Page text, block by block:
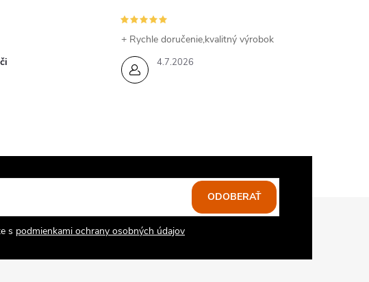
4.7.2026
+ Rychle doručenie,kvalitný výrobok
s podmienkami ochrany osobných údajov
ODOBERAŤ